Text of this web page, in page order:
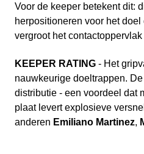
Voor de keeper betekent dit:
herpositioneren voor het
vergroot het
KEEPER RATING - Het
nauwkeurige doeltrappen.
distributie - een voordeel dat
plaat levert explosieve
anderen Emiliano Martinez,